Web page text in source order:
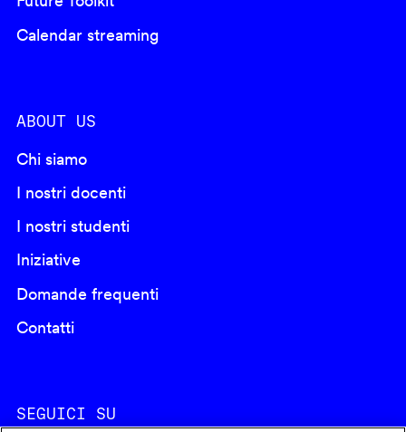
Calendar streaming
ABOUT US
Chi siamo
I nostri docenti
I nostri studenti
Iniziative
Domande frequenti
Contatti
SEGUICI SU